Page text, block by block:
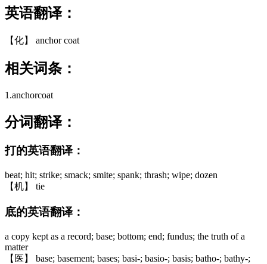
英语翻译：
【化】 anchor coat
相关词条：
1.anchorcoat
分词翻译：
打的英语翻译：
beat; hit; strike; smack; smite; spank; thrash; wipe; dozen
【机】 tie
底的英语翻译：
a copy kept as a record; base; bottom; end; fundus; the truth of a
matter
【医】 base; basement; bases; basi-; basio-; basis; batho-; bathy-;